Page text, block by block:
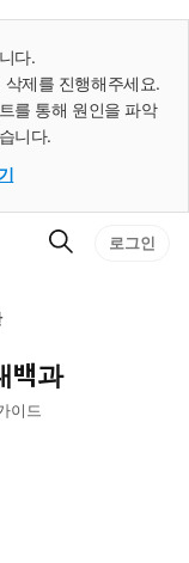
다.
제를 진행해주세요.
를 통해 원인을 파악
니다.
검
로그인
백과
이드